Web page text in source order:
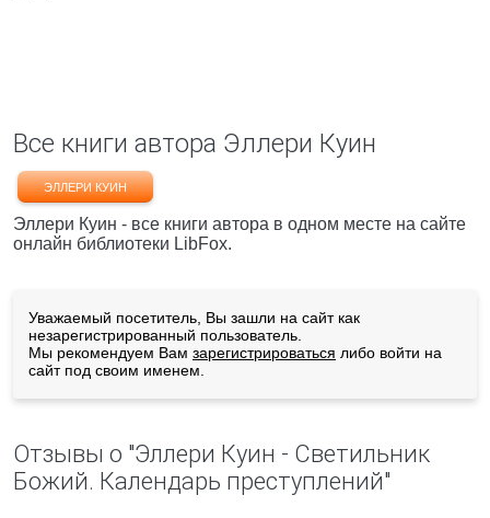
Все книги автора Эллери Куин
ЭЛЛЕРИ КУИН
Эллери Куин - все книги автора в одном месте на сайте
онлайн библиотеки LibFox.
Уважаемый посетитель, Вы зашли на сайт как
незарегистрированный пользователь.
Мы рекомендуем Вам зарегистрироваться либо войти на
сайт под своим именем.
Отзывы о "Эллери Куин - Светильник
Божий. Календарь преступлений"